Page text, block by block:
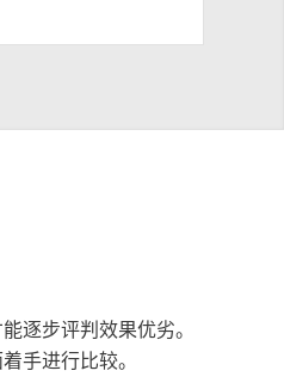
逐步评判效果优劣。
手进行比较。